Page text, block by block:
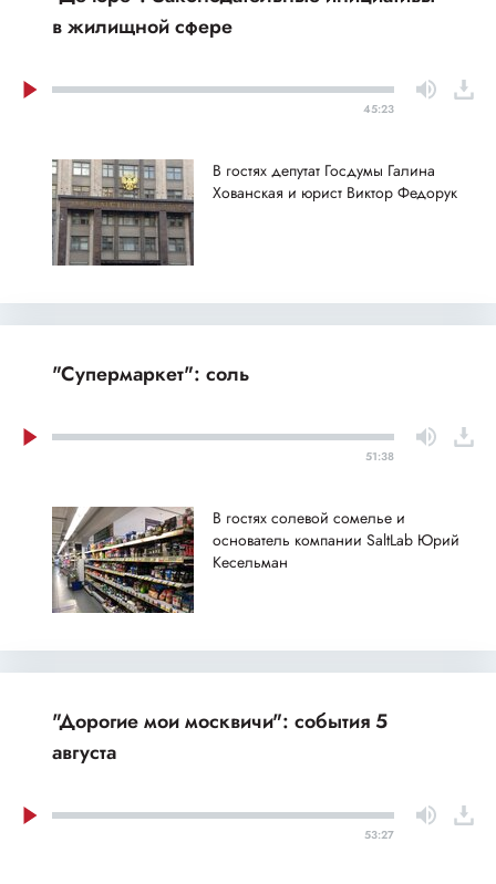
в жилищной сфере
45:23
В гостях депутат Госдумы Галина
Хованская и юрист Виктор Федорук
"Супермаркет": соль
51:38
В гостях солевой сомелье и
основатель компании SaltLab Юрий
Кесельман
"Дорогие мои москвичи": события 5
августа
53:27